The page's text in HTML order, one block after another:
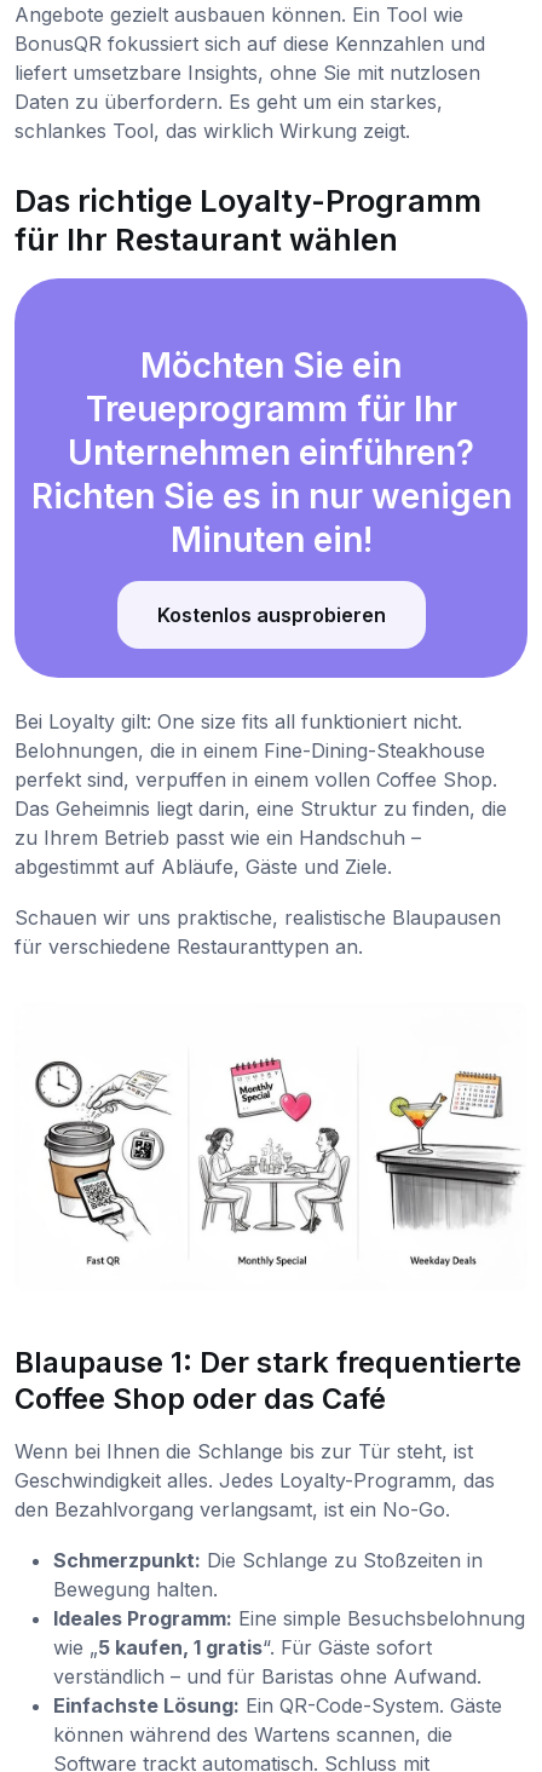
Angebote gezielt ausbauen können. Ein Tool wie
BonusQR fokussiert sich auf diese Kennzahlen und
liefert umsetzbare Insights, ohne Sie mit nutzlosen
Daten zu überfordern. Es geht um ein starkes,
schlankes Tool, das wirklich Wirkung zeigt.
Das richtige Loyalty-Programm
für Ihr Restaurant wählen
Möchten Sie ein
Treueprogramm für Ihr
Unternehmen einführen?
Richten Sie es in nur wenigen
Minuten ein!
Kostenlos ausprobieren
Bei Loyalty gilt: One size fits all funktioniert nicht.
Belohnungen, die in einem Fine-Dining-Steakhouse
perfekt sind, verpuffen in einem vollen Coffee Shop.
Das Geheimnis liegt darin, eine Struktur zu finden, die
zu Ihrem Betrieb passt wie ein Handschuh –
abgestimmt auf Abläufe, Gäste und Ziele.
Schauen wir uns praktische, realistische Blaupausen
für verschiedene Restauranttypen an.
Blaupause 1: Der stark frequentierte
Coffee Shop oder das Café
Wenn bei Ihnen die Schlange bis zur Tür steht, ist
Geschwindigkeit alles. Jedes Loyalty-Programm, das
den Bezahlvorgang verlangsamt, ist ein No-Go.
Schmerzpunkt: Die Schlange zu Stoßzeiten in
Bewegung halten.
Ideales Programm: Eine simple Besuchsbelohnung
wie „5 kaufen, 1 gratis“. Für Gäste sofort
verständlich – und für Baristas ohne Aufwand.
Einfachste Lösung: Ein QR-Code-System. Gäste
können während des Wartens scannen, die
Software trackt automatisch. Schluss mit